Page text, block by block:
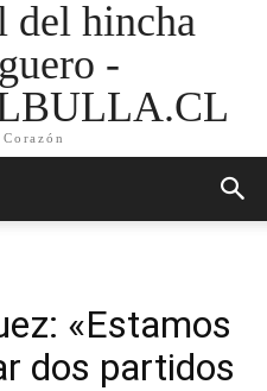
hincha
-
«Estamos
dos partidos